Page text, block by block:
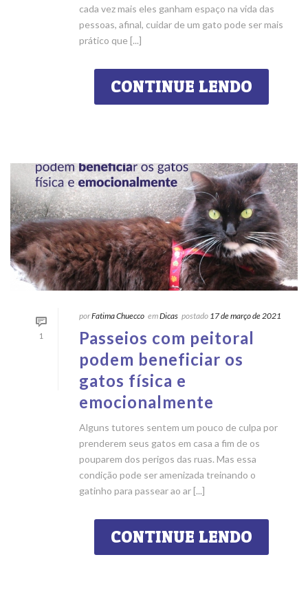
cada vez mais eles ganham espaço na vida das
pessoas, afinal, cuidar de um gato pode ser mais
prático que [...]
CONTINUE LENDO
1
porFatima Chuecco emDicas postado 17 de março de 2021
Passeios com peitoral
podem beneficiar os
gatos física e
emocionalmente
Alguns tutores sentem um pouco de culpa por
prenderem seus gatos em casa a fim de os
pouparem dos perigos das ruas. Mas essa
condição pode ser amenizada treinando o
gatinho para passear ao ar [...]
CONTINUE LENDO